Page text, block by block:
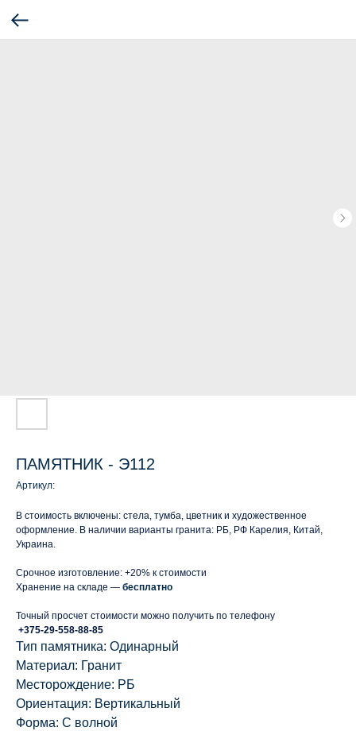
ПАМЯТНИК - Э112
Артикул:
В стоимость включены: стела, тумба, цветник и художественное
оформление. В наличии варианты гранита: РБ, РФ Карелия, Китай,
Украина.
Срочное изготовление: +20% к стоимости
Хранение на складе — бесплатно
Точный просчет стоимости можно получить по телефону
+375-29-558-88-85
Тип памятника: Одинарный
Материал: Гранит
Месторождение: РБ
Ориентация: Вертикальный
Форма: С волной